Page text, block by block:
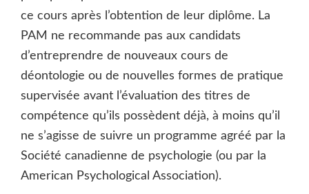
ce cours après l’obtention de leur diplôme. La
PAM ne recommande pas aux candidats
d’entreprendre de nouveaux cours de
déontologie ou de nouvelles formes de pratique
supervisée avant l’évaluation des titres de
compétence qu’ils possèdent déjà, à moins qu’il
ne s’agisse de suivre un programme agréé par la
Société canadienne de psychologie (ou par la
American Psychological Association).